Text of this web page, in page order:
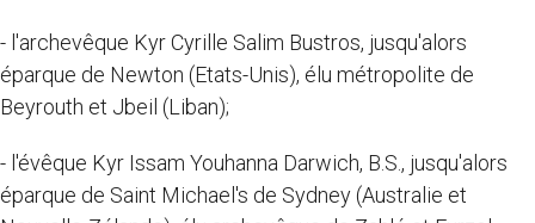
- l'archevêque Kyr Cyrille Salim Bustros, jusqu'alors
éparque de Newton (Etats-Unis), élu métropolite de
Beyrouth et Jbeil (Liban);
- l'évêque Kyr Issam Youhanna Darwich, B.S., jusqu'alors
éparque de Saint Michael's de Sydney (Australie et